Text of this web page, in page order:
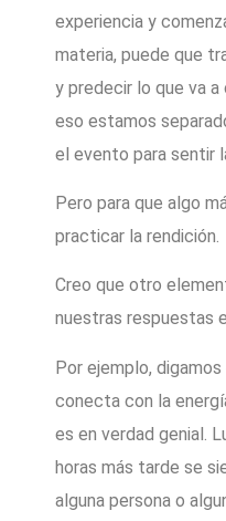
experiencia y
materia, puede que
y predecir lo que va a
eso estamos
el evento para sentir
Pero para que algo
practicar la rendición.
Creo que otro
nuestras respuestas
Por ejemplo,
conecta con la
es en verdad genial.
horas más tarde se
alguna persona o